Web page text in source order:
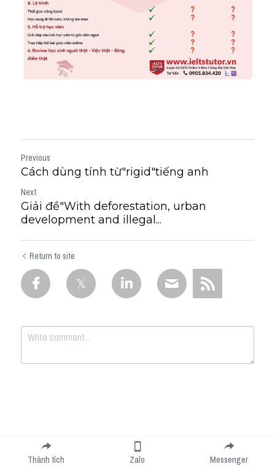
Previous
Cách dùng tính từ"rigid"tiếng anh
Next
Giải đề"With deforestation, urban
development and illegal...
Return to site
Submit
Thành tích Zalo Messenger